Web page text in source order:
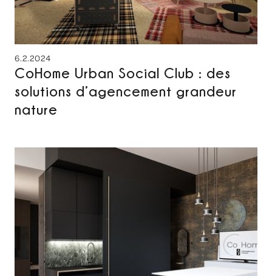
6.2.2024
CoHome Urban Social Club : des
solutions d’agencement grandeur
nature